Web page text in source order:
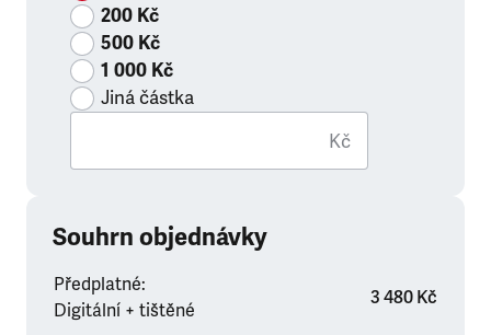
200 Kč
500 Kč
1 000 Kč
Jiná částka
Kč
Souhrn objednávky
Předplatné:
Digitální + tištěné
3 480 Kč